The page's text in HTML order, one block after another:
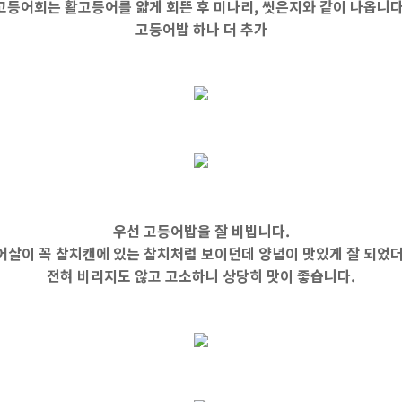
등어회는 활고등어를 얇게 회뜬 후 미나리, 씻은지와 같이 나옵니
고등어밥 하나 더 추가
우선 고등어밥을 잘 비빕니다.
살이 꼭 참치캔에 있는 참치처럼 보이던데 양념이 맛있게 잘 되었
전혀 비리지도 않고 고소하니 상당히 맛이 좋습니다.